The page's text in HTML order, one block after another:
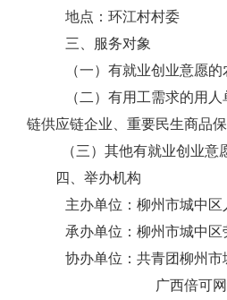
地点：环江村村委
三、
服务对象
（一） 有就业创业意愿的
（二）有用工需求的用
链供应链企业、重要民生商品
（三）其他有就业创业意
四
、举办机构
主办单位：柳州市城中
承办单位：柳州市城中
协办单位： 共青团柳州市
广西倍可